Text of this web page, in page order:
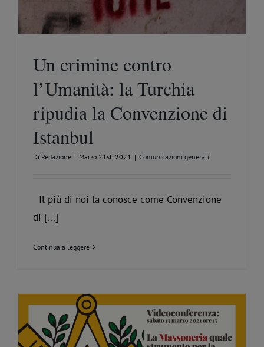
Un crimine contro
l’Umanità: la Turchia
ripudia la Convenzione di
Istanbul
Di Redazione | Marzo 21st, 2021 | Comunicazioni generali
Il più di noi la conosce come Convenzione
di [...]
Continua a leggere